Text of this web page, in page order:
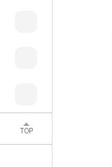
TOP